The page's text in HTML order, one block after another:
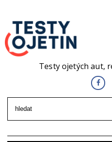
Testy ojetých aut,